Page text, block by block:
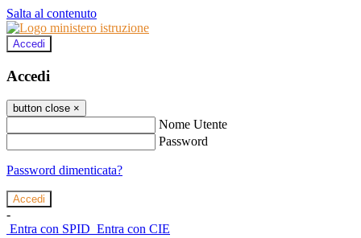
Salta al contenuto
Accedi
Accedi
button close ×
Nome Utente
Password
Password dimenticata?
-
Entra con SPID Entra con CIE